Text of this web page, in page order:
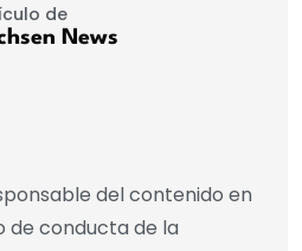
de
News
del contenido en
de conducta de la